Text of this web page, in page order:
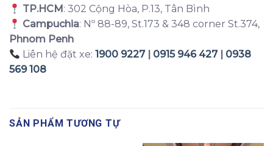
TP.HCM: 302 Cộng Hòa, P.13, Tân Bình
Campuchia: Nº 88-89, St.173 & 348 corner St.374,
Phnom Penh
Liên hệ đặt xe:1900 9227| 0915 946 427| 0938
569 108
SẢN PHẨM TƯƠNG TỰ